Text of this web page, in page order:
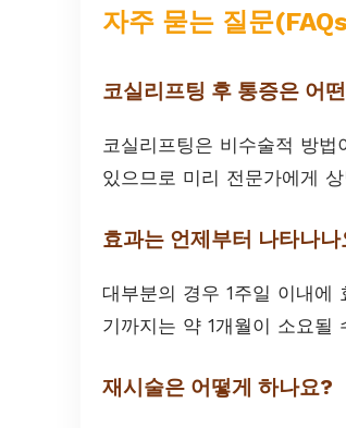
자주 묻는 질문
코실리프팅 후 통증은 어
코실리프팅은 비수술적 방
있으므로 미리 전문가에게
효과는 언제부터 나타나나
대부분의 경우 1주일 이내에
기까지는 약 1개월이 소요될
재시술은 어떻게 하나요?